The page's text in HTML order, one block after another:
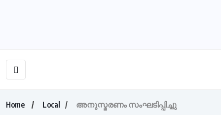
Home Local അനുസ്മരണം സംഘടിപ്പിച്ചു